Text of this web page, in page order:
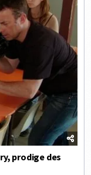
prodige des